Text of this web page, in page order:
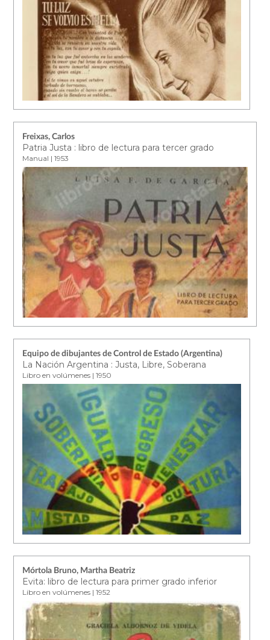
Freixas, Carlos
Patria Justa : libro de lectura para tercer grado
Manual | 1953
Equipo de dibujantes de Control de Estado (Argentina)
La Nación Argentina : Justa, Libre, Soberana
Libro en volúmenes | 1950
Mórtola Bruno, Martha Beatriz
Evita: libro de lectura para primer grado inferior
Libro en volúmenes | 1952